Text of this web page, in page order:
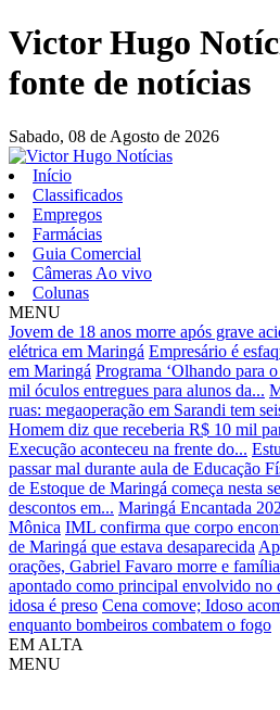
Victor Hugo
fonte de notícias
Sabado, 08 de Agosto de 2026
Início
Classificados
Empregos
Farmácias
Guia Comercial
Câmeras Ao vivo
Colunas
MENU
Jovem de 18 anos morre após grave
elétrica em Maringá Empresário é
em Maringá Programa ‘Olhando para
mil óculos entregues para alunos da...
ruas: megaoperação em Sarandi tem
Homem diz que receberia R$ 10 mil
Execução aconteceu na frente do...
passar mal durante aula de Educação
de Estoque de Maringá começa nesta
descontos em... Maringá Encantada
Mônica IML confirma que corpo
de Maringá que estava desaparecida
orações, Gabriel Favaro morre e
apontado como principal envolvido no
idosa é preso Cena comove; Idoso
enquanto bombeiros combatem o fogo
EM ALTA
MENU